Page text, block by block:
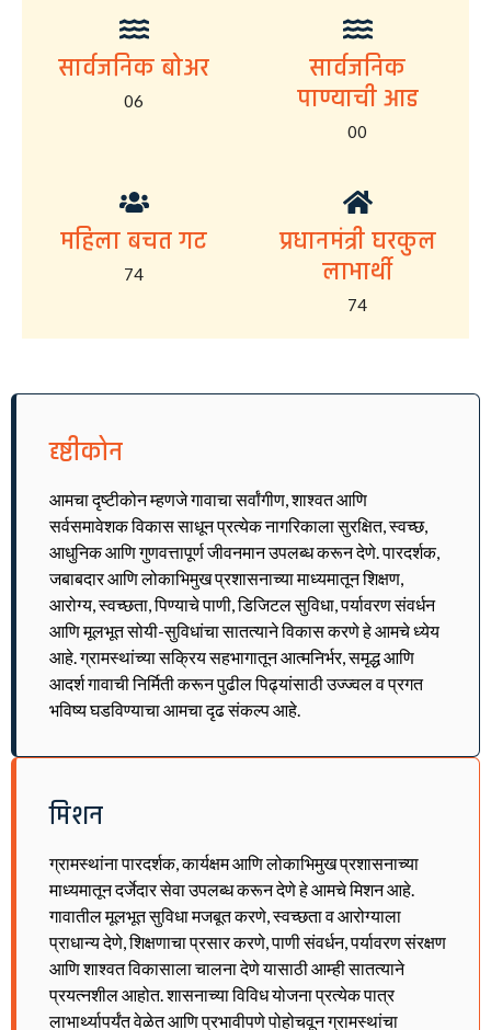
सार्वजनिक बोअर
06
सार्वजनिक
पाण्याची आड
00
महिला बचत गट
74
प्रधानमंत्री घरकुल
लाभार्थी
74
दृष्टीकोन
आमचा दृष्टीकोन म्हणजे गावाचा सर्वांगीण, शाश्वत आणि
सर्वसमावेशक विकास साधून प्रत्येक नागरिकाला सुरक्षित, स्वच्छ,
आधुनिक आणि गुणवत्तापूर्ण जीवनमान उपलब्ध करून देणे. पारदर्शक,
जबाबदार आणि लोकाभिमुख प्रशासनाच्या माध्यमातून शिक्षण,
आरोग्य, स्वच्छता, पिण्याचे पाणी, डिजिटल सुविधा, पर्यावरण संवर्धन
आणि मूलभूत सोयी-सुविधांचा सातत्याने विकास करणे हे आमचे ध्येय
आहे. ग्रामस्थांच्या सक्रिय सहभागातून आत्मनिर्भर, समृद्ध आणि
आदर्श गावाची निर्मिती करून पुढील पिढ्यांसाठी उज्ज्वल व प्रगत
भविष्य घडविण्याचा आमचा दृढ संकल्प आहे.
मिशन
ग्रामस्थांना पारदर्शक, कार्यक्षम आणि लोकाभिमुख प्रशासनाच्या
माध्यमातून दर्जेदार सेवा उपलब्ध करून देणे हे आमचे मिशन आहे.
गावातील मूलभूत सुविधा मजबूत करणे, स्वच्छता व आरोग्याला
प्राधान्य देणे, शिक्षणाचा प्रसार करणे, पाणी संवर्धन, पर्यावरण संरक्षण
आणि शाश्वत विकासाला चालना देणे यासाठी आम्ही सातत्याने
प्रयत्नशील आहोत. शासनाच्या विविध योजना प्रत्येक पात्र
लाभार्थ्यापर्यंत वेळेत आणि प्रभावीपणे पोहोचवून ग्रामस्थांचा